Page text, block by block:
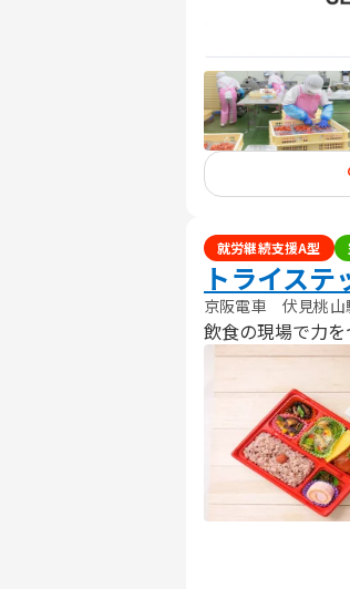
就労継続支援A型
トライステ
京阪電車 伏見桃
飲食の現場で力